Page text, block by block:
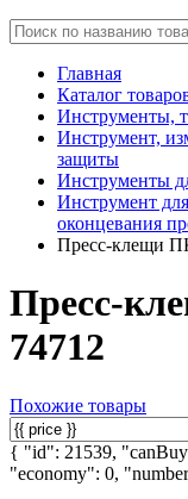
Главная
Каталог
Инструменты,
Инструмент,
защиты
Инструменты
Инструмент
оконцевания
Пресс-клещи
Пресс-
74712
Похожие товары
{ "id": 21539,
"economy": 0,